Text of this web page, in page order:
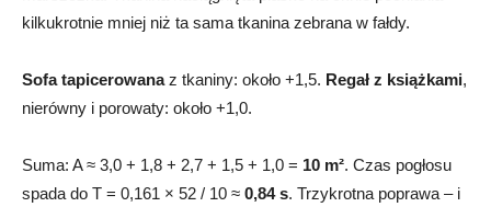
kilkukrotnie mniej niż ta sama tkanina zebrana w fałdy.
Sofa tapicerowanaz tkaniny: około +1,5. Regał z książkami,
nierówny i porowaty: około +1,0.
Suma: A ≈ 3,0 + 1,8 + 2,7 + 1,5 + 1,0 = 10 m². Czas pogłosu
spada do T = 0,161 × 52 / 10 ≈ 0,84 s. Trzykrotna poprawa – i